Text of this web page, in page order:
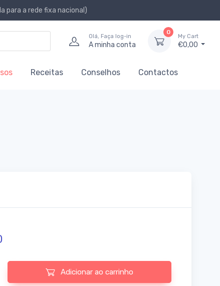
para a rede fixa nacional)
Olá, Faça log-in
A minha conta
0
My Cart
€0,00
Receitas Conselhos Contactos
MOOV - Creme para DORES
Adicionar ao carrinho